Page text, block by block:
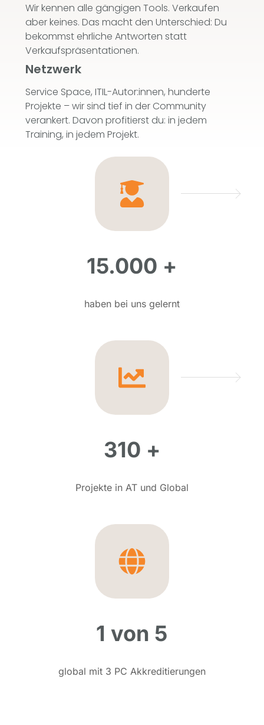
Wir kennen alle gängigen Tools. Verkaufen
aber keines. Das macht den Unterschied: Du
bekommst ehrliche Antworten statt
Verkaufspräsentationen.
Netzwerk
Service Space, ITIL-Autor:innen, hunderte
Projekte – wir sind tief in der Community
verankert. Davon profitierst du: in jedem
Training, in jedem Projekt.
15.000 +
haben bei uns gelernt
310 +
Projekte in AT und Global
1 von 5
global mit 3 PC Akkreditierungen